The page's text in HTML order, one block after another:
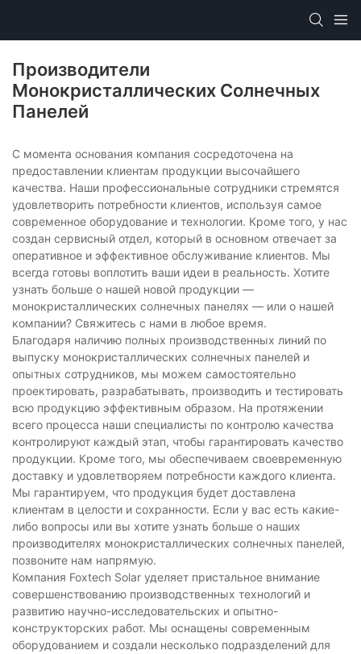
Производители
Монокристаллических Солнечных
Панелей
С момента основания компания сосредоточена на
предоставлении клиентам продукции высочайшего
качества. Наши профессиональные сотрудники стремятся
удовлетворить потребности клиентов, используя самое
современное оборудование и технологии. Кроме того, у нас
создан сервисный отдел, который в основном отвечает за
оперативное и эффективное обслуживание клиентов. Мы
всегда готовы воплотить ваши идеи в реальность. Хотите
узнать больше о нашей новой продукции —
монокристаллических солнечных панелях — или о нашей
компании? Свяжитесь с нами в любое время.
Благодаря наличию полных производственных линий по
выпуску монокристаллических солнечных панелей и
опытных сотрудников, мы можем самостоятельно
проектировать, разрабатывать, производить и тестировать
всю продукцию эффективным образом. На протяжении
всего процесса наши специалисты по контролю качества
контролируют каждый этап, чтобы гарантировать качество
продукции. Кроме того, мы обеспечиваем своевременную
доставку и удовлетворяем потребности каждого клиента.
Мы гарантируем, что продукция будет доставлена ​​
клиентам в целости и сохранности. Если у вас есть какие-
либо вопросы или вы хотите узнать больше о наших
производителях монокристаллических солнечных панелей,
позвоните нам напрямую.
Компания Foxtech Solar уделяет пристальное внимание
совершенствованию производственных технологий и
развитию научно-исследовательских и опытно-
конструкторских работ. Мы оснащены современным
оборудованием и создали несколько подразделений для